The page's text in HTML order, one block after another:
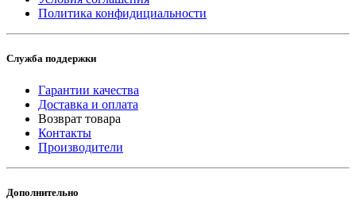
Политика конфидициальности
Служба поддержки
Гарантии качества
Доставка и оплата
Возврат товара
Контакты
Производители
Дополнительно